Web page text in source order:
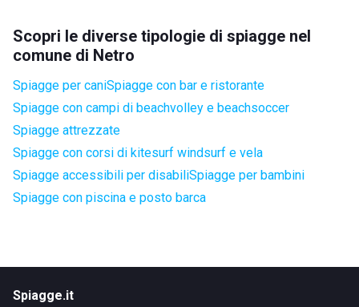
Scopri le diverse tipologie di spiagge nel
comune di Netro
Spiagge per caniSpiagge con bar e ristorante
Spiagge con campi di beachvolley e beachsoccer
Spiagge attrezzate
Spiagge con corsi di kitesurf windsurf e vela
Spiagge accessibili per disabiliSpiagge per bambini
Spiagge con piscina e posto barca
Spiagge.it